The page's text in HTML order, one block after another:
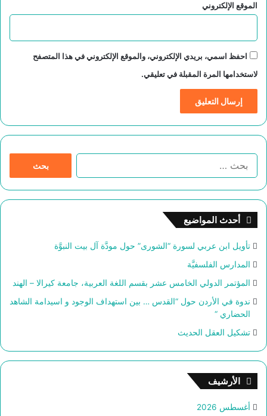
الموقع الإلكتروني
احفظ اسمي، بريدي الإلكتروني، والموقع الإلكتروني في هذا المتصفح
لاستخدامها المرة المقبلة في تعليقي.
ح
:
أحدث المواضيع
تأويل ابن عربي لسورة “الشورى” حول مودَّة آل بيت النبوَّة
المدارس الفلسفيَّة
المؤتمر الدولي الخامس عشر بقسم اللغة العربية، جامعة كيرالا – الهند
ندوة في الأردن حول “القدس … بين استهداف الوجود و اسيدامة الشاهد
الحضاري “
تشكيل العقل الحديث
الأرشيف
أغسطس 2026